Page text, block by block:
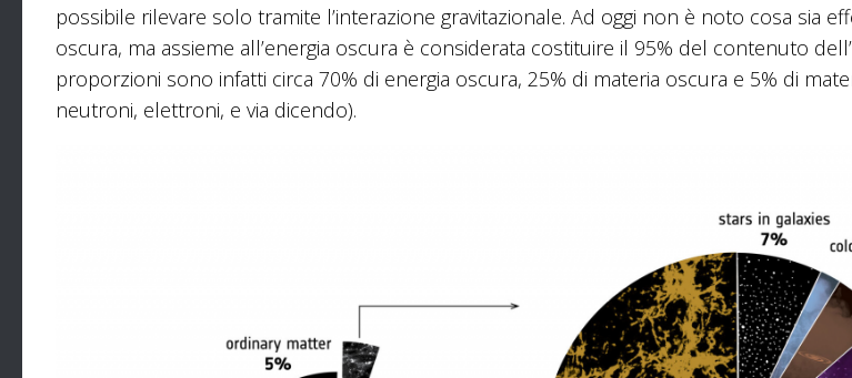
possibile rilevare solo tramite l’interazione gravitazionale. Ad oggi non è noto cosa sia
oscura, ma assieme all’energia oscura è considerata costituire il 95% del contenuto
proporzioni sono infatti circa 70% di energia oscura, 25% di materia oscura e 5% di
neutroni, elettroni, e via dicendo).